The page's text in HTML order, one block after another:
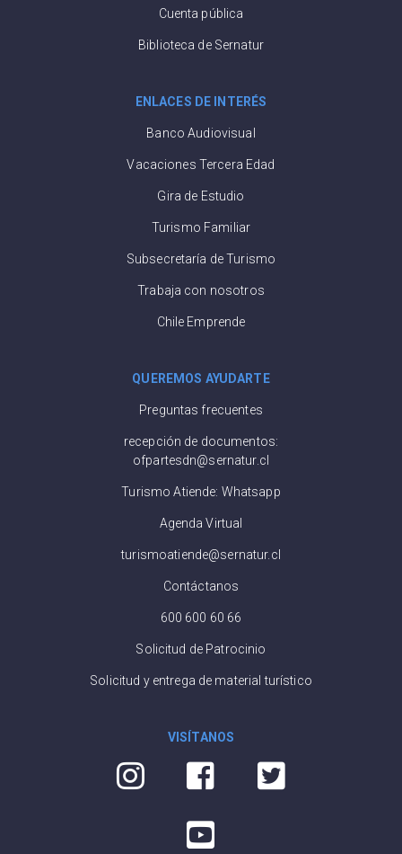
Cuenta pública
Biblioteca de Sernatur
ENLACES DE INTERÉS
Banco Audiovisual
Vacaciones Tercera Edad
Gira de Estudio
Turismo Familiar
Subsecretaría de Turismo
Trabaja con nosotros
Chile Emprende
QUEREMOS AYUDARTE
Preguntas frecuentes
recepción de documentos:
ofpartesdn@sernatur.cl
Turismo Atiende: Whatsapp
Agenda Virtual
turismoatiende@sernatur.cl
Contáctanos
600 600 60 66
Solicitud de Patrocinio
Solicitud y entrega de material turístico
VISÍTANOS